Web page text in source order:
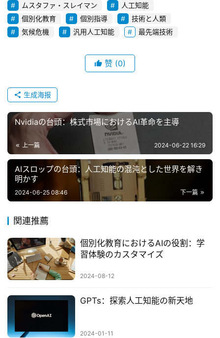
ス
A
セ
ッ
ト
I
活
用
問
合
わ
せ
ムスタファ・スレイマン
人工知能
個別化教育
個別指導
技術と人類
気候危機
汎用人工知能 最先端技術
赞 (0)
生成海报
Nvidiaの台頭：株式市場におけるAI革命を主導
上一篇 2024-06-22 16:29
AIスロップの台頭：人工知能の混沌とした世界を解き
明かす
下一篇
2024-06-25 08:46
関連推薦
個別化教育におけるAIの役割：学
習体験のカスタマイズ
2024-08-12
GPTs：探索人工知能の新天地
2024-01-11